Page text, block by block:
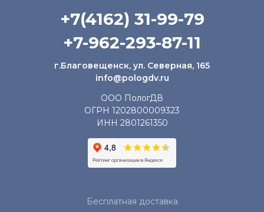
ООО ПологДВ
ОГРН 1202800009323
ИНН 2801261350
+7(4162) 31-99-79
г.Благовещенск, ул. Северная, 165
info@pologdv.ru
Бесплатная доставка
+7-962-293-87-11